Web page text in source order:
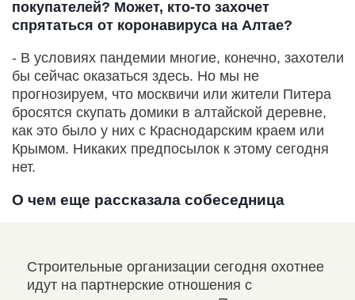
покупателей? Может, кто-то захочет
спрятаться от коронавируса на Алтае?
- В условиях пандемии многие, конечно, захотели
бы сейчас оказаться здесь. Но мы не
прогнозируем, что москвичи или жители Питера
бросятся скупать домики в алтайской деревне,
как это было у них с Краснодарским краем или
Крымом. Никаких предпосылок к этому сегодня
нет.
О чем еще рассказала собеседница
Строительные организации сегодня охотнее
идут на партнерские отношения с